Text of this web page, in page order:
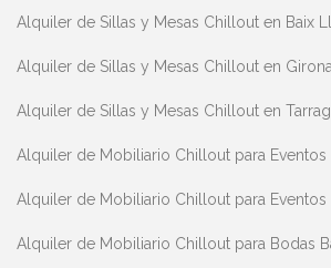
Alquiler de Sillas y Mesas Chillout en Baix
Alquiler de Sillas y Mesas Chillout en Girona
Alquiler de Sillas y Mesas Chillout en
Alquiler de Mobiliario Chillout para Eventos
Alquiler de Mobiliario Chillout para Eventos
Alquiler de Mobiliario Chillout para Bodas